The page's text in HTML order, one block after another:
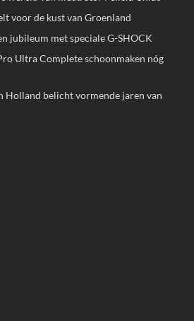
voor de kust van Groenland
jubileum met speciale G-SHOCK
Ultra Complete schoonmaken nóg
Holland belicht vormende jaren van